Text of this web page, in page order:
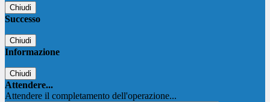
Chiudi
Successo
Chiudi
Informazione
Chiudi
Attendere...
Attendere il completamento dell'operazione...